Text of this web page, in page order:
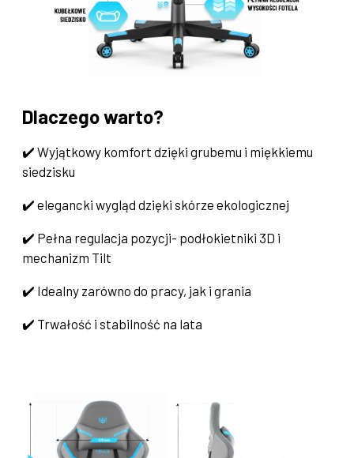
Dlaczego warto?
✔️ Wyjątkowy komfort dzięki grubemu i miękkiemu
siedzisku
✔️ elegancki wygląd dzięki skórze ekologicznej
✔️ Pełna regulacja pozycji- podłokietniki 3D i
mechanizm Tilt
✔️ Idealny zarówno do pracy, jak i grania
✔️ Trwałość i stabilność na lata